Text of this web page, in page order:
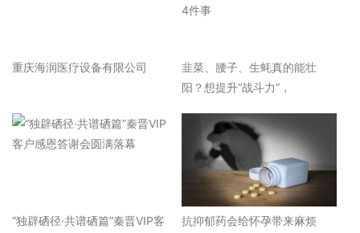
重庆海润医疗设备有限公司
韭菜、腰子、生蚝真的能壮
阳？想提升“战斗力”，
“独辟硒径·共谱硒篇”秦晋VIP客
抗抑郁药会给怀孕带来麻烦